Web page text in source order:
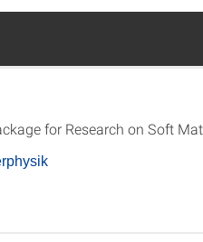
for Research on Soft